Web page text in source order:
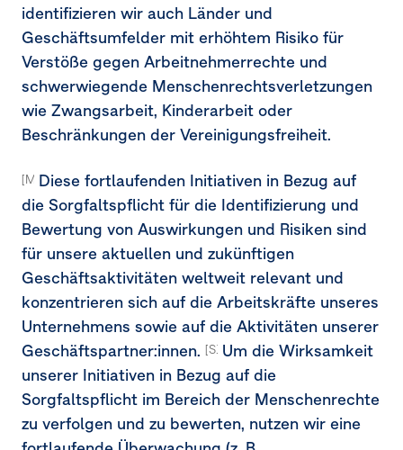
identifizieren wir auch Länder und
Geschäftsumfelder mit erhöhtem Risiko für
Verstöße gegen Arbeitnehmerrechte und
schwerwiegende Menschenrechtsverletzungen
wie Zwangsarbeit, Kinderarbeit oder
Beschränkungen der Vereinigungsfreiheit.
[MDR-A-68b, 68c]
Diese fortlaufenden Initiativen in Bezug auf
die Sorgfaltspflicht für die Identifizierung und
Bewertung von Auswirkungen und Risiken sind
für unsere aktuellen und zukünftigen
Geschäftsaktivitäten weltweit relevant und
konzentrieren sich auf die Arbeitskräfte unseres
Unternehmens sowie auf die Aktivitäten unserer
Geschäftspartner:innen. [S1-4.38d]
Um die Wirksamkeit
unserer Initiativen in Bezug auf die
Sorgfaltspflicht im Bereich der Menschenrechte
zu verfolgen und zu bewerten, nutzen wir eine